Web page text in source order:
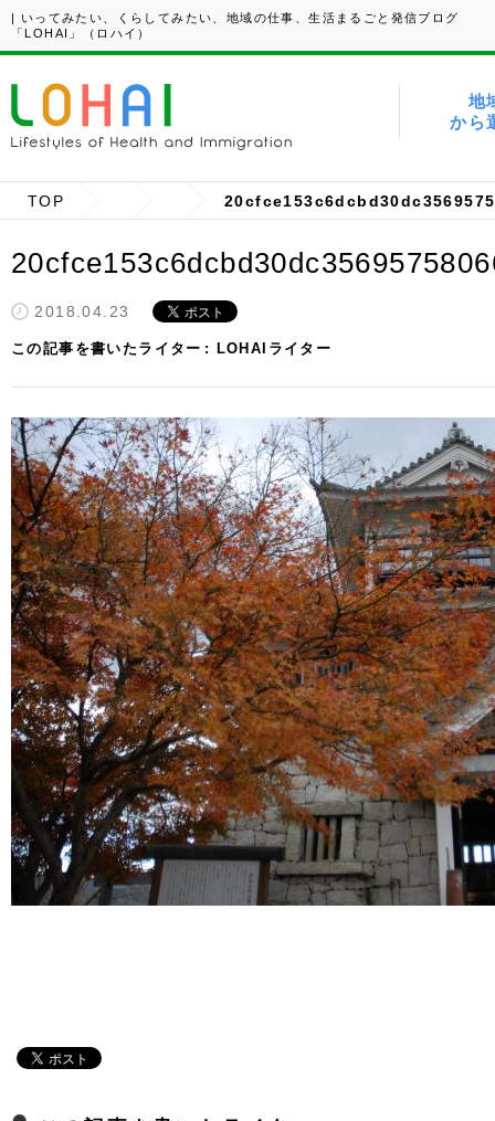
| いってみたい、くらしてみたい、地域の仕事、生活まるごと発信ブログ
「LOHAI」（ロハイ）
地
から
TOP
2018.04.23
この記事を書いたライター LOHAIライター